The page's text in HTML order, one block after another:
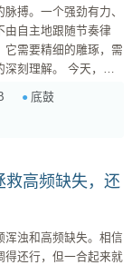
搏。一个强劲有力、
由自主地跟随节奏律
它需要精细的雕琢，需
。 今天，咱
摇滚、Hip-hop 等不
你彻底玩转底鼓处
底鼓
救高频缺失，还
浑浊和高频缺失。相信
得还行，但一合起来就